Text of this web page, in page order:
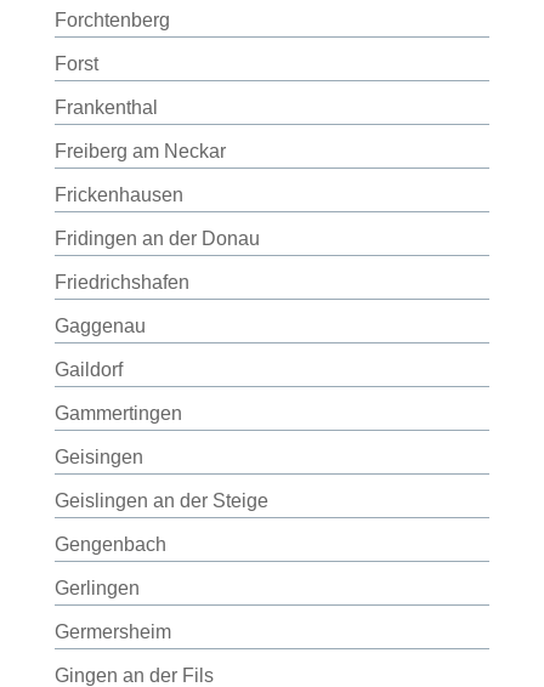
Forchtenberg
Forst
Frankenthal
Freiberg am Neckar
Frickenhausen
Fridingen an der Donau
Friedrichshafen
Gaggenau
Gaildorf
Gammertingen
Geisingen
Geislingen an der Steige
Gengenbach
Gerlingen
Germersheim
Gingen an der Fils